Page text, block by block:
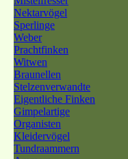
Nektarvögel
Sperlinge
Weber
Prachtfinken
Witwen
Braunellen
Stelzenverwandte
Eigentliche Finken
Gimpelartige
Organisten
Kleidervögel
Tundraammern